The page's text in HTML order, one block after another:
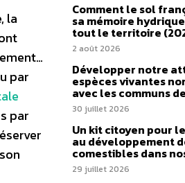
la
par
par
Comment le sol
sa mémoire
tout le territoire
2 août 2026
Développer notre
espèces vivantes
avec les communs
30 juillet 2026
Un kit citoyen pour
au développement
comestibles dans
29 juillet 2026